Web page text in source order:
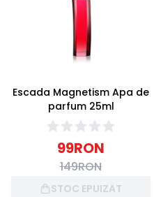
Escada Magnetism Apa de
parfum 25ml
99RON
149RON
STOC EPUIZAT